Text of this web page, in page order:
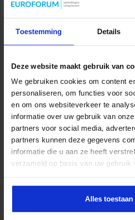
Toestemming Details
Deze website maakt gebruik van
We gebruiken cookies om content
personaliseren, om functies voor
en om ons websiteverkeer te
informatie over uw gebruik van
partners voor social media,
partners kunnen deze gegevens
informatie die u aan ze heeft
verzameld op basis van uw gebruik
Alles toestaan
Opleiding Personen met onbegrepen
Veiligheid
Opleiding Sociale Veiligheid in de